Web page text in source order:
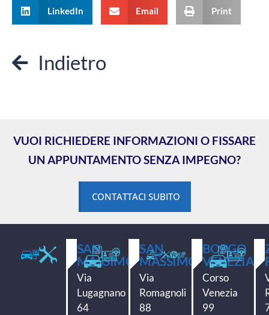
LinkedIn Email Print
Indietro
VUOI RICHIEDERE INFORMAZIONI O FISSARE
UN APPUNTAMENTO SENZA IMPEGNO?
CONTATTACI SUBITO
SAN
MASSIMO
Via
Lugagnano
64
SAN
MASSIMO
Via
Romagnoli
88
BORGO
VENEZIA
Corso
Venezia
99